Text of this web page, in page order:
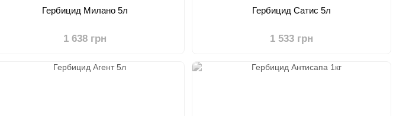
Гербицид Милано 5л
1 638 грн
Гербицид Сатис 5л
1 533 грн